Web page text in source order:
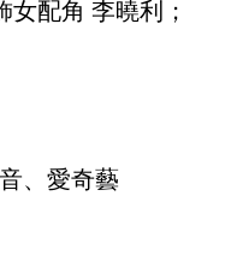
配角 李曉利；
、愛奇藝